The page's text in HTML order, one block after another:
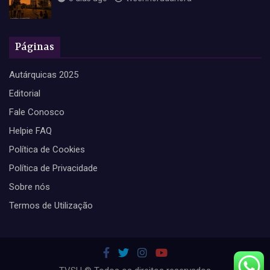
Páginas
Autárquicas 2025
Editorial
Fale Conosco
Helpie FAQ
Política de Cookies
Política de Privacidade
Sobre nós
Termos de Utilização